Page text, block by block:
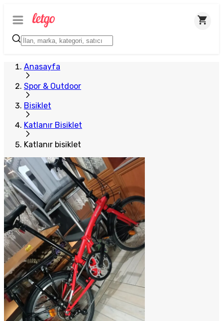
Anasayfa
Spor & Outdoor
Bisiklet
Katlanır Bisiklet
Katlanır bisiklet